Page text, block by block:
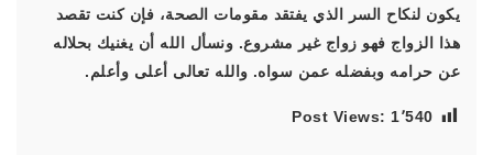
يكون لنكاح السر الذي يفتقد مقومات الصحة، فإن كنت تقصد
هذا الزواج فهو زواج غير مشروع. ونسأل الله أن يغنيك بحلاله
عن حرامه وبفضله عمن سواه. والله تعالى أعلى وأعلم.
Post Views: 1٬540